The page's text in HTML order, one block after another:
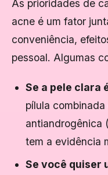
As prioridades de
acne é um fator
conveniência,
pessoal. Algumas
Se a pele clara
pílula
antiandrogênica
tem a evidência
Se você quiser